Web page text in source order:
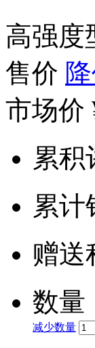
高强度
售价
市场价
累积
累计
赠送
数量
减少数量